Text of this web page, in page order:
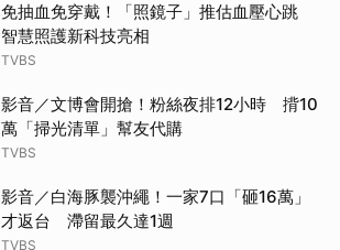
免抽血免穿戴！「照鏡子」推估血壓心跳
智慧照護新科技亮相
TVBS
影音／文博會開搶！粉絲夜排12小時 揹10
萬「掃光清單」幫友代購
TVBS
影音／白海豚襲沖繩！一家7口「砸16萬」
才返台 滯留最久達1週
TVBS